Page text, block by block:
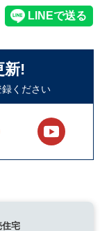
新!
ください
住宅